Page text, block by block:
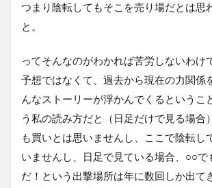
つまり陰転してもそこを売り場だとは思
と。
ってそんなのがわかれば苦労しないわけ
予想ではなくて、過去から現在の力関係
んなストーリーが浮かんでくるというこ
う私の読み方だと（日足だけで見る場合
も買いとは思いませんし、ここで陰転し
いませんし、日足で見ている場合、○○で
だ！という出撃場所は年に数回しか出て